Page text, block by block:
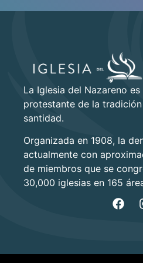
La Iglesia del Nazareno
protestante de la
santidad.
Organizada en 1908, la
actualmente con
de miembros que se
30,000 iglesias en 165